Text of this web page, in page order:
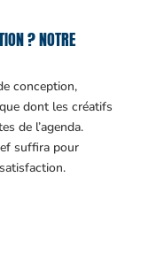
? NOTRE
conception,
dont les créatifs
de l’agenda.
suffira pour